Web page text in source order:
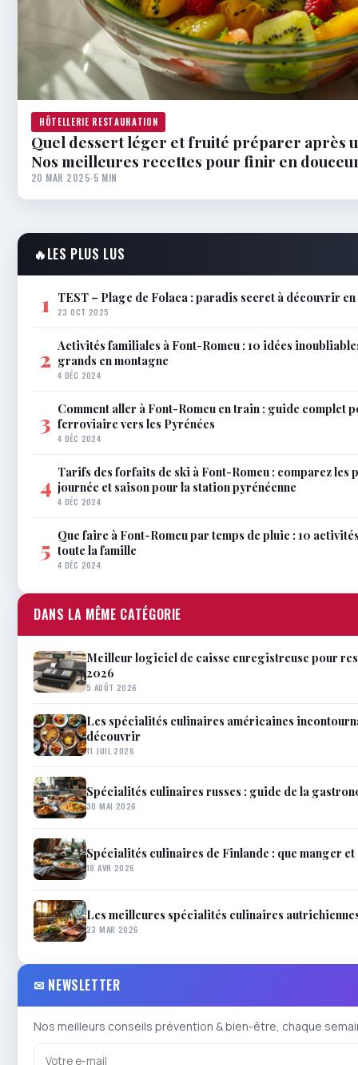
HÔTELLERIE RESTAURATION
Quel dessert léger et fruité préparer après
Nos meilleures recettes pour finir en
20 MAR 2025·5 MIN
🔥LES PLUS LUS
1 TEST – Plage de Folaca : paradis secret à découvrir
23 OCT 2025
2 Activités familiales à Font-Romeu : 10 idées
grands en montagne
4 DÉC 2024
3 Comment aller à Font-Romeu en train : guide complet
ferroviaire vers les Pyrénées
4 DÉC 2024
4 Tarifs des forfaits de ski à Font-Romeu : comparez les
journée et saison pour la station pyrénéenne
4 DÉC 2024
5 Que faire à Font-Romeu par temps de pluie : 10
toute la famille
4 DÉC 2024
DANS LA MÊME CATÉGORIE
Meilleur logiciel de caisse enregistreuse pour
2026
5 AOÛT 2026
Les spécialités culinaires américaines
découvrir
11 JUIL 2026
Spécialités culinaires russes : guide de la
30 MAI 2026
Spécialités culinaires de Finlande : que manger
18 AVR 2026
Les meilleures spécialités culinaires
23 MAR 2026
✉ NEWSLETTER
Nos meilleurs conseils prévention & bien-être, chaque